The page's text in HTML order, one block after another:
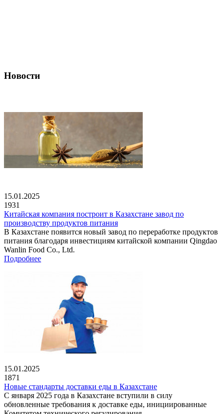
Новости
15.01.2025
1931
Китайская компания построит в Казахстане завод по
производству продуктов питания
В Казахстане появится новый завод по переработке продуктов
питания благодаря инвестициям китайской компании Qingdao
Wanlin Food Co., Ltd.
Подробнее
15.01.2025
1871
Новые стандарты доставки еды в Казахстане
С января 2025 года в Казахстане вступили в силу
обновленные требования к доставке еды, инициированные